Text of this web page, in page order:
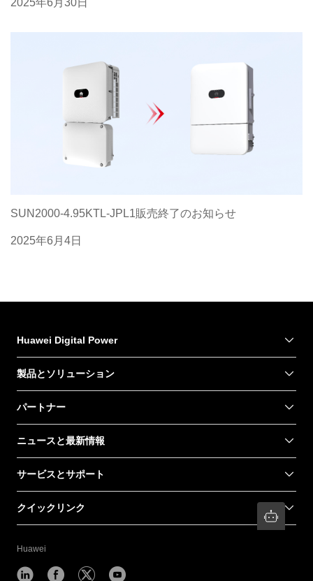
SUN2000-4.95KTL-JPL1販売終了のお知らせ
2025年6月4日
Huawei Digital Power
製品とソリューション
パートナー
ニュースと最新情報
サービスとサポート
クイックリンク
Huawei